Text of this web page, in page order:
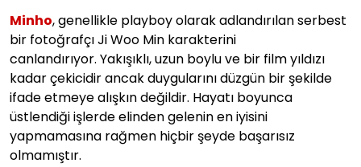
Minho, genellikle playboy olarak adlandırılan serbest
bir fotoğrafçı Ji Woo Min karakterini
canlandırıyor. Yakışıklı, uzun boylu ve bir film yıldızı
kadar çekicidir ancak duygularını düzgün bir şekilde
ifade etmeye alışkın değildir. Hayatı boyunca
üstlendiği işlerde elinden gelenin en iyisini
yapmamasına rağmen hiçbir şeyde başarısız
olmamıştır.